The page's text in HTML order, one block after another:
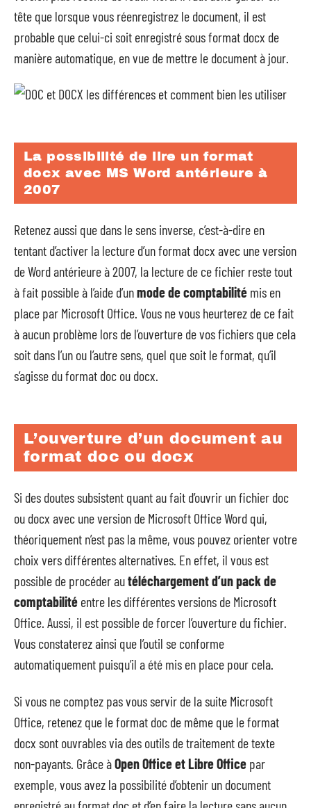
tête que lorsque vous réenregistrez le document, il est
probable que celui-ci soit enregistré sous format docx de
manière automatique, en vue de mettre le document à jour.
La possibilité de lire un format
docx avec MS Word antérieure à
2007
Retenez aussi que dans le sens inverse, c’est-à-dire en
tentant d’activer la lecture d’un format docx avec une version
de Word antérieure à 2007, la lecture de ce fichier reste tout
à fait possible à l’aide d’unmode de comptabilité mis en
place par Microsoft Office. Vous ne vous heurterez de ce fait
à aucun problème lors de l’ouverture de vos fichiers que cela
soit dans l’un ou l’autre sens, quel que soit le format, qu’il
s’agisse du format doc ou docx.
L’ouverture d’un document au
format doc ou docx
Si des doutes subsistent quant au fait d’ouvrir un fichier doc
ou docx avec une version de Microsoft Office Word qui,
théoriquement n’est pas la même, vous pouvez orienter votre
choix vers différentes alternatives. En effet, il vous est
possible de procéder autéléchargement d’un pack de
comptabilité entre les différentes versions de Microsoft
Office. Aussi, il est possible de forcer l’ouverture du fichier.
Vous constaterez ainsi que l’outil se conforme
automatiquement puisqu’il a été mis en place pour cela.
Si vous ne comptez pas vous servir de la suite Microsoft
Office, retenez que le format doc de même que le format
docx sont ouvrables via des outils de traitement de texte
non-payants. Grâce àOpen Office et Libre Office par
exemple, vous avez la possibilité d’obtenir un document